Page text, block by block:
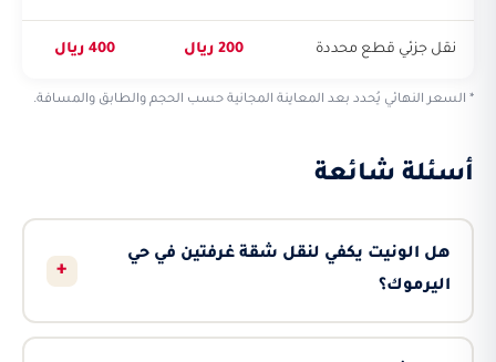
نقل جزئي قطع محددة 200 ريال 400 ريال
* السعر النهائي يُحدد بعد المعاينة المجانية حسب الحجم والطابق والمسافة.
أسئلة شائعة
هل الونيت يكفي لنقل شقة غرفتين في حي
اليرموك؟
+